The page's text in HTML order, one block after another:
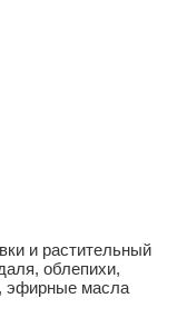
и растительный
облепихи,
эфирные масла